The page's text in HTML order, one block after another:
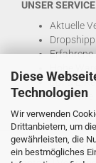
Diese
Technologien
Wir verwenden
Drittanbietern, um
gewährleisten, die
ein bestmögliches
UNSER
Aktuelle
Hohe
EDI & E-
Attraktive
Und viele weitere
© DEL-KO